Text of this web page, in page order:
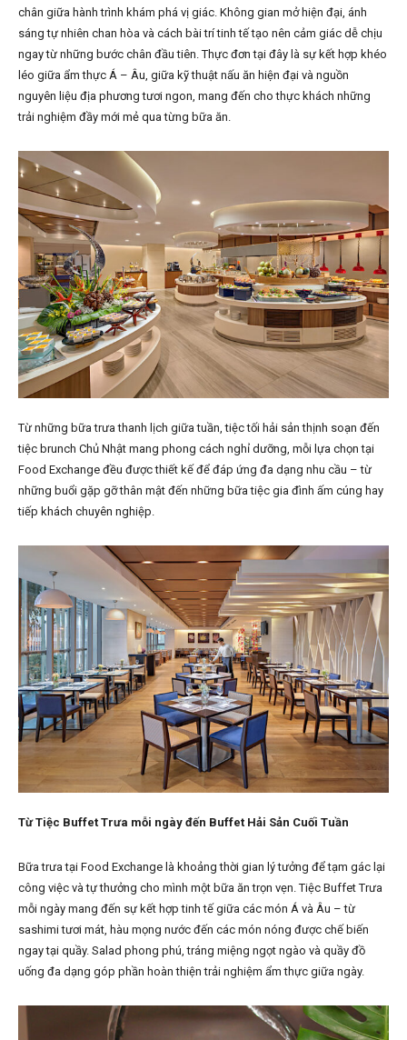
chân giữa hành trình khám phá vị giác. Không gian mở hiện đại, ánh
sáng tự nhiên chan hòa và cách bài trí tinh tế tạo nên cảm giác dễ chịu
ngay từ những bước chân đầu tiên. Thực đơn tại đây là sự kết hợp khéo
léo giữa ẩm thực Á – Âu, giữa kỹ thuật nấu ăn hiện đại và nguồn
nguyên liệu địa phương tươi ngon, mang đến cho thực khách những
trải nghiệm đầy mới mẻ qua từng bữa ăn.
Từ những bữa trưa thanh lịch giữa tuần, tiệc tối hải sản thịnh soạn đến
tiệc brunch Chủ Nhật mang phong cách nghỉ dưỡng, mỗi lựa chọn tại
Food Exchange đều được thiết kế để đáp ứng đa dạng nhu cầu – từ
những buổi gặp gỡ thân mật đến những bữa tiệc gia đình ấm cúng hay
tiếp khách chuyên nghiệp.
Từ Tiệc Buffet Trưa mỗi ngày đến Buffet Hải Sản Cuối Tuần
Bữa trưa tại Food Exchange là khoảng thời gian lý tưởng để tạm gác lại
công việc và tự thưởng cho mình một bữa ăn trọn vẹn. Tiệc Buffet Trưa
mỗi ngày mang đến sự kết hợp tinh tế giữa các món Á và Âu – từ
sashimi tươi mát, hàu mọng nước đến các món nóng được chế biến
ngay tại quầy. Salad phong phú, tráng miệng ngọt ngào và quầy đồ
uống đa dạng góp phần hoàn thiện trải nghiệm ẩm thực giữa ngày.